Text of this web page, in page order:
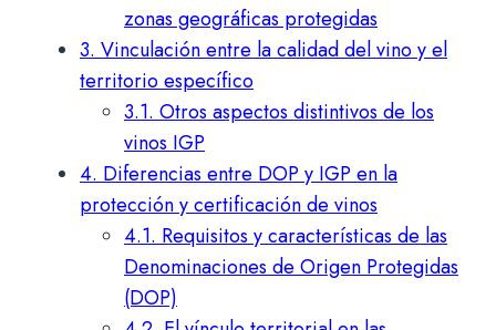
zonas geográficas protegidas
3.Vinculación entre la calidad del vino y el
territorio específico
3.1.Otros aspectos distintivos de los
vinos IGP
4.Diferencias entre DOP y IGP en la
protección y certificación de vinos
4.1.Requisitos y características de las
Denominaciones de Origen Protegidas
(DOP)